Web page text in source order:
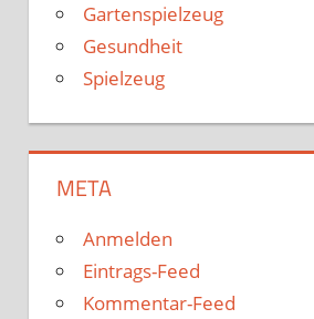
Gartenspielzeug
Gesundheit
Spielzeug
META
Anmelden
Eintrags-Feed
Kommentar-Feed